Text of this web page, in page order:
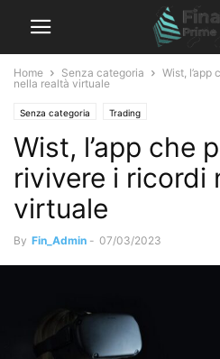
Home Senza categoria
Wist, l’app
nella realtà virtuale
Senza categoria Trading
Wist, l’app che
rivivere i ricordi
virtuale
By Fin_Admin - 07/03/2023